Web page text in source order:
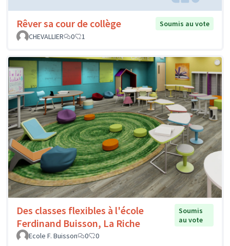
Rêver sa cour de collège
Soumis au vote
CHEVALLIER
0 1
Des classes flexibles à l'école
Ferdinand Buisson, La Riche
Soumis
au vote
Ecole F. Buisson
0 0